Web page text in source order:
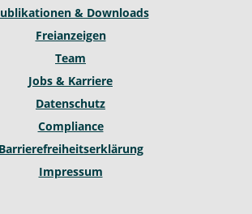
m
& Downloads
Freianzeigen
Team
Jobs & Karriere
Datenschutz
Compliance
Barrierefreiheitserklärung
Impressum